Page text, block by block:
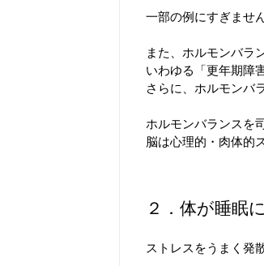
一部の例にすぎませ
また、ホルモンバラ
いわゆる「更年期障
さらに、ホルモンバ
ホルモンバランスを
脳は心理的・肉体的
２．体が睡眠
ストレスをうまく発